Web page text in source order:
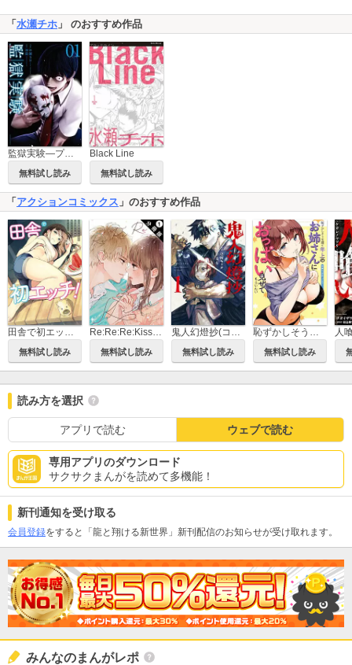
「水瀬チホ 」 のおすすめ作品
監獄実験―プリズンラボ―
無料試し読み
Black Line
無料試し読み
「 アクションコミックス 」のおすすめ作品
田舎で初エッチ！
無料試し読み
Re:Re:Re:Kiss 分冊版
無料試し読み
鬼人幻燈抄(コミック)
無料試し読み
恥ずかしそうな顔で年上のお姉さんにおっぱい見せてもらいたい 赤面おっぱいアンソロジー
無料試し読み
読み方を選択
アプリで読む ウェブで読む
専用アプリのダウンロード
サクサクまんがを読めて多機能！
新刊通知を受け取る
会員登録をすると「龍と翔ける新世界」新刊配信のお知らせが受け取れます。
みんなのまんがレポ